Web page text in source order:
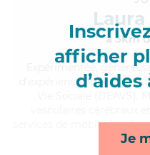
afficher
Je
Laura
à 5km
,
d'expérience et possède
services de mobilité,